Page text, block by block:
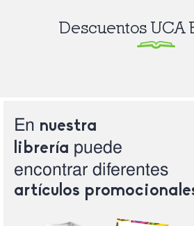
Descuentos UCA
En nuestra
librería puede
encontrar diferentes
artículos